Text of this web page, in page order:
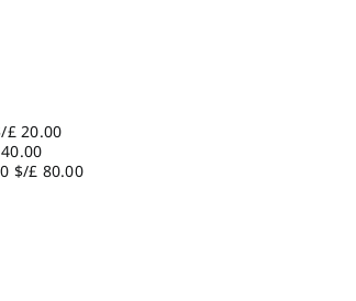
£ 20.00
$/£ 80.00